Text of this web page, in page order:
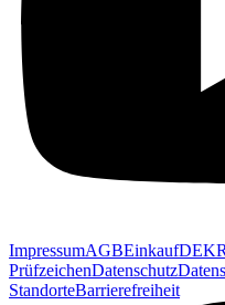
ImpressumAGBEinkauf
PrüfzeichenDatenschutz
StandorteBarrierefreiheit